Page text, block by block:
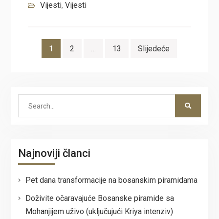
Vijesti, Vijesti
Navigacija
člancima
1 2 … 13 Slijedeće
Najnoviji članci
Pet dana transformacije na bosanskim piramidama
Doživite očaravajuće Bosanske piramide sa
Mohanjijem uživo (uključujući Kriya intenziv)